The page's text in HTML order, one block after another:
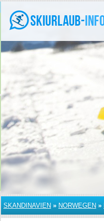
SKANDINAVIEN » NORWEGEN »